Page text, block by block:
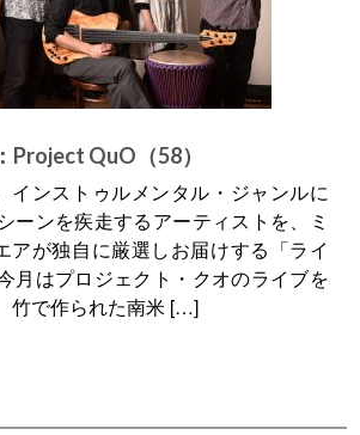
Project QuO（58）
インストゥルメンタル・ジャンルに
ーンを疾走するアーティストを、ミ
アが独自に厳選しお届けする「ライ
月はプロジェクト・クオのライブを
竹で作られた南米 […]